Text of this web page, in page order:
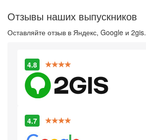
Отзывы наших выпускников
Оставляйте отзыв в Яндекс, Google и 2gis.
4.8
4.7